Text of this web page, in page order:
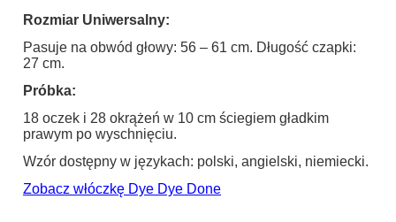
Rozmiar Uniwersalny:
Pasuje na obwód głowy: 56 – 61 cm. Długość czapki:
27 cm.
Próbka:
18 oczek i 28 okrążeń w 10 cm ściegiem gładkim
prawym po wyschnięciu.
Wzór dostępny w językach: polski, angielski, niemiecki.
Zobacz włóczkę Dye Dye Done